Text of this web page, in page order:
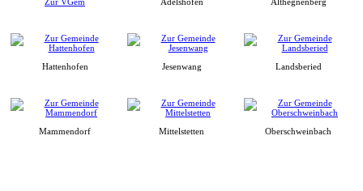
Hattenhofen Jesenwang Landsberied
Mammendorf Mittelstetten Oberschweinbach